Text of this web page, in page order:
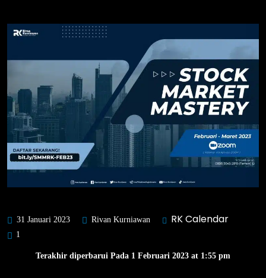
31 Januari 2023 Rivan Kurniawan RK Calendar
1
Terakhir diperbarui Pada 1 Februari 2023 at 1:55 pm